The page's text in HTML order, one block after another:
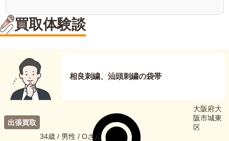
買取体験談
相良刺繍、汕頭刺繍の袋帯
出張買取
大阪府大
阪市城東
区
34歳 / 男性 / Oさん